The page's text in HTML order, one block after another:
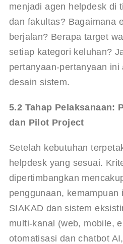
menjadi agen helpdesk di
dan fakultas? Bagaimana
berjalan? Berapa target
setiap kategori keluhan?
pertanyaan-pertanyaan
desain sistem.
5.2 Tahap Pelaksanaan:
dan Pilot Project
Setelah kebutuhan
helpdesk yang sesuai.
dipertimbangkan
penggunaan, kemampuan
SIAKAD dan sistem
multi-kanal (web, mobile,
otomatisasi dan chatbot